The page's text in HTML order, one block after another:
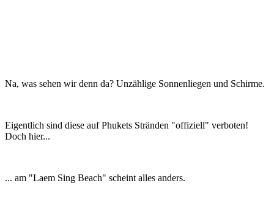
Na, was sehen wir denn da? Unzählige Sonnenliegen und Schirme.
Eigentlich sind diese auf Phukets Stränden "offiziell" verboten!
Doch hier...
... am "Laem Sing Beach" scheint alles anders.